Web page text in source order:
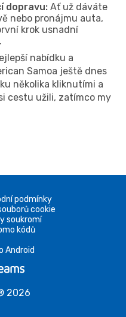
dopravu: Ať už dáváte
nebo pronájmu auta,
krok usnadní
nabídku a
Samoa ještě dnes
několika kliknutími a
cestu užili, zatímco my
podmínky
cookie
soukromí
kódů
Android
2026